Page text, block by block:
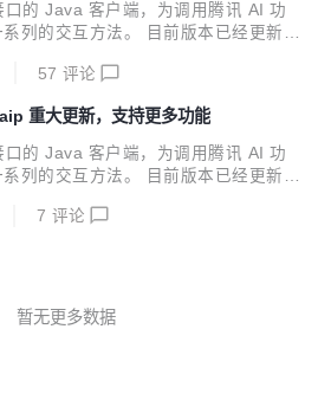
的 Java 客户端，为调用腾讯 AI 功
列的交互方法。 目前版本已经更新至
<groupId>cn.xsshome</grou
新特性 语音识别模块新增长语音识
识别】 人脸检测与分析、多人脸检
人脸识别、...
57 评论
重大更新，支持更多功能
的 Java 客户端，为调用腾讯 AI 功
列的交互方法。 目前版本已经更新至
理、信息管理）、图片特效接口服务调
个体列表、获取人脸列表、获取人脸
7 评论
暂无更多数据